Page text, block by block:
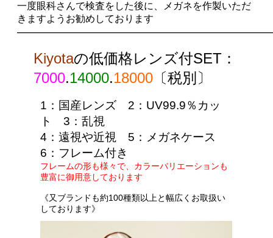
一度眼科さんで検査をした後に、
メガネを作製いただ
きますようお勧めしております
Kiyotaの低価格レンズ付SET：
7000.14000.18000〔税別 〕
1 ：国産レンズ 2 ：UV99.9％カッ
ト3 ：乱視
4 ：遠視や近視 5 ：メガネケース
6 ：フレーム付き
フレームの形も様々で、カラーバリエーションも
豊富に御用意しております
《又ブランドも約100種類以上と幅広くお取扱い
しております》